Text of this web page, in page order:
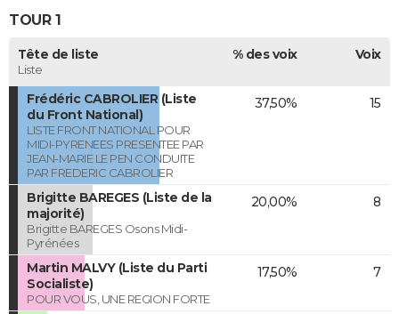
TOUR 1
Tête de liste
Liste
% des voix Voix
Frédéric CABROLIER (Liste
du Front National)
LISTE FRONT NATIONAL POUR
MIDI-PYRENEES PRESENTEE PAR
JEAN-MARIE LE PEN CONDUITE
PAR FREDERIC CABROLIER
37,50% 15
Brigitte BAREGES (Liste de la
majorité)
Brigitte BAREGES Osons Midi-
Pyrénées
20,00% 8
Martin MALVY (Liste du Parti
Socialiste)
POUR VOUS, UNE REGION FORTE
17,50% 7